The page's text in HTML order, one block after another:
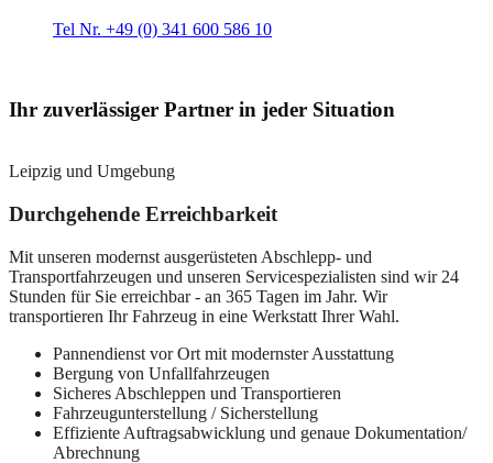
Tel Nr. +49 (0) 341 600 586 10
Ihr zuverlässiger Partner in jeder Situation
Leipzig und Umgebung
Durchgehende Erreichbarkeit
Mit unseren modernst ausgerüsteten Abschlepp- und
Transportfahrzeugen und unseren Servicespezialisten sind wir 24
Stunden für Sie erreichbar - an 365 Tagen im Jahr. Wir
transportieren Ihr Fahrzeug in eine Werkstatt Ihrer Wahl.
Pannendienst vor Ort mit modernster Ausstattung
Bergung von Unfallfahrzeugen
Sicheres Abschleppen und Transportieren
Fahrzeugunterstellung / Sicherstellung
Effiziente Auftragsabwicklung und genaue Dokumentation/
Abrechnung